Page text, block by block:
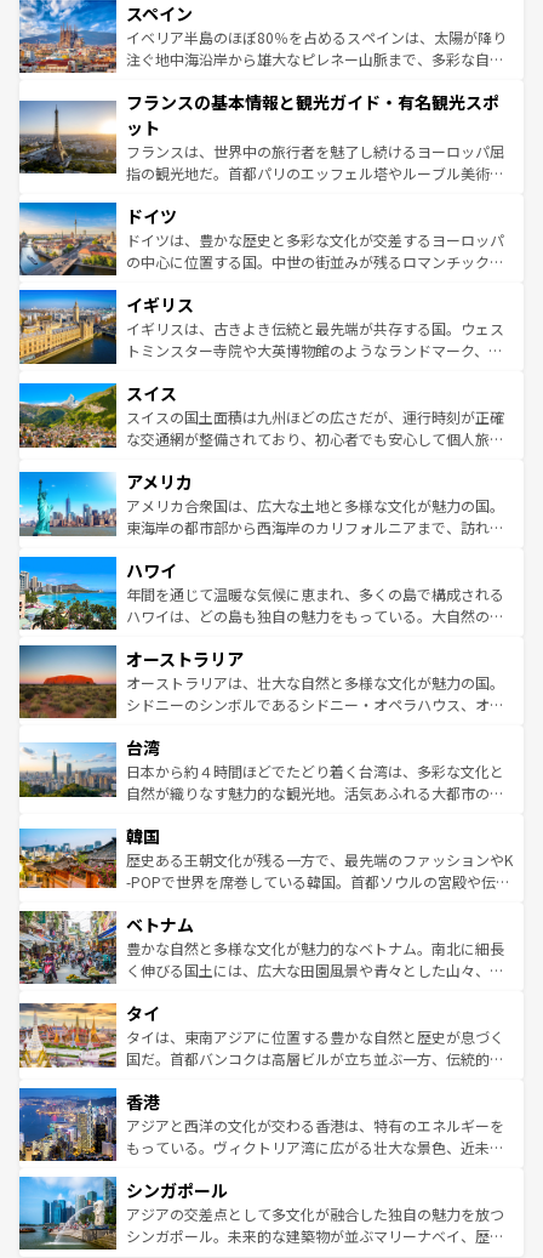
ろん、トスカーナの美しい田園風景やアマルフィ海岸の絶
景など、自然景観も見逃せない。観光の合間には、本場の
ピザやパスタなど、絶品のイタリア料理を堪能することも
ませてくれるイタリアで、忘れられない旅をしてみよう！
なお、新着のイタリア情報は
しい。
スペイン
イベリア半島のほぼ80％を占めるスペインは、太陽が降り
注ぐ地中海沿岸から雄大なピレネー山脈まで、多彩な自然
文化が根付くこの国では、情熱的なフラメンコ、熱気あふ
れる闘牛、そして美味しいタパスが生活の一部となってい
る。首都マドリードの洗練された雰囲気や、バルセロナの
アートに溢れた街角から、地方では古代ローマ遺跡や中世
せる。地方によって風土や気候が異なるスペインはその個
性で訪れる人を魅了する。 なお、新着のスペイン情報は コ
ンテンツ一覧を参照してほしい。
フランスの基本情報と観光ガイド・有名観光スポ
ット
フランスは、世界中の旅行者を魅了し続けるヨーロッパ屈
指の観光地だ。首都パリのエッフェル塔やルーブル美術館
で、幅広い魅力が詰まっている。華麗な宮殿、歴史的な大
聖堂、美しいビーチ、そして豊かな自然が、訪れる者を心
から魅了する。また、フランスは美食の国としても知ら
いる。シャンパンの発祥地であるランス、プロヴァンスの
香り高いラベンダー畑など、多彩な楽しみ方が可能だ。さ
らに、パリ以外の地域にも魅力が溢れており、どの街角に
れる地方に足を運ぶとそれぞれで全く異なる文化を体験で
きるだろう。 なお、新着のフランス情報はコンテンツ一覧
を参照してほしい。
ドイツ
ドイツは、豊かな歴史と多彩な文化が交差するヨーロッパ
の中心に位置する国。中世の街並みが残るロマンチック街
顔を持つこの国は、どこを歩いても飽きることがない。ベ
ルリンの文化的活気、バイエルン州のアルプスの絶景、そ
してライン川沿いのワイン畑といった風景は必見。ビール
は、お酒好きな人にはぜひ体験してほしい。 なお、新着の
ドイツ情報はコンテンツ一覧を参照してほしい。
イギリス
イギリスは、古きよき伝統と最先端が共存する国。ウェス
トミンスター寺院や大英博物館のようなランドマーク、歴
リアごとに異なる魅力がある。また、優雅なアフタヌーン
ティー、ビール好きにはたまらない英国パブ、サッカー観
戦など、本場だからこそできる体験も豊富。イギリスを旅
ンツ一覧を参照してほしい。
スイス
スイスの国土面積は九州ほどの広さだが、運行時刻が正確
な交通網が整備されており、初心者でも安心して個人旅行
の建物がそのまま残る町や、スイスならではのユニークな
博物館もあり、アルプス観光だけでなく町歩きも満喫する
ことができる。国民の所得が高いため物価も高いが、旅行
ば市内交通費無料で観光を楽しむこともできる。 なお、新
着のスイス情報はコンテンツ一覧 を参照してほしい。
アメリカ
アメリカ合衆国は、広大な土地と多様な文化が魅力の国。
東海岸の都市部から西海岸のカリフォルニアまで、訪れる
のような巨大都市は、観光、ショッピング、エンターテイ
ンメントが詰まった刺激的なスポットだ。一方、アメリカ
西部には大自然が広がり、グランドキャニオンやイエロー
部のニューオーリンズでは、音楽と美食が融合した独特の
文化が魅力。旅行者はアメリカの各地域で異なる魅力を楽
しみながら、その多様性と豊かな歴史を感じることができ
ならではの贅沢な旅のスタイルだ。 なお、新着のアメリカ
情報はコンテンツ一覧を参照してほしい。
ハワイ
年間を通じて温暖な気候に恵まれ、多くの島で構成される
ハワイは、どの島も独自の魅力をもっている。大自然の神
ワイ島は見逃せない。また、定番の観光地といえばオアフ
島だが、静かな自然を求めるならマウイ島やカウアイ島が
おすすめ。エメラルドグリーンに輝く海をはじめ、豊かな
れるおもてなしの心で訪れる人々を迎えてくれるハワイの
人々、おいしいローカルフードやハワイアンミュージッ
ク、伝統的なフラダンスなど、すべてがハワイの魅力を彩
ワイを、存分に味わってほしい。 なお、新着のハワイ情報
はコンテンツ一覧を参照してほしい。
オーストラリア
オーストラリアは、壮大な自然と多様な文化が魅力の国。
シドニーのシンボルであるシドニー・オペラハウス、オー
リアリーフや大陸中央部にそびえるウルル（エアーズロッ
ク）、タスマニアの美しい原生林やケアンズの熱帯雨林な
ど、見どころがたくさん。また、カフェやワイン、オージ
いる。アクティビティも充実しており、サーフィンやダイ
ビング、ハイキングなど、アウトドア好きにはたまらな
い。オーストラリアの多彩な魅力を存分に味わいつくそ
参照してほしい。
台湾
日本から約４時間ほどでたどり着く台湾は、多彩な文化と
自然が織りなす魅力的な観光地。活気あふれる大都市の台
ン）、静ひつな山岳地帯である台湾東部など、都市の喧騒
と山間の静けさが共存しており、訪れる人に新しい発見と
驚きをもたらしてくれる。また、奥深い台湾の食文化も魅
容にもいいと評判のスイーツなど、バラエティ豊かな料理
が味わえる。 なお、新着の台湾情報は コンテンツ一覧を参
照してほしい。
韓国
歴史ある王朝文化が残る一方で、最先端のファッションやK
-POPで世界を席巻している韓国。首都ソウルの宮殿や伝統
き、地方に足を延ばせば四季折々の自然美を楽しむことが
できる。そして、キムチや焼肉、絶品のストリートフード
まで、さまざまな韓国料理が待っている。夜には、韓国な
リティに包まれながら、韓国の多彩な魅力を心ゆくまで味
わってみてほしい。 なお、新着の韓国情報はコンテンツ一
覧を参照してほしい。
ベトナム
豊かな自然と多様な文化が魅力的なベトナム。南北に細長
く伸びる国土には、広大な田園風景や青々とした山々、世
急速な発展と共に伝統が息づく。ハノイの古い町並みやホ
ーチミン市のフランス統治時代の建物も、独特の雰囲気を
醸し出している。また、バラエティの豊かさとおいしさで
とつ。フォーやバインミー、ベトナムコーヒーなどは、ぜ
ひ現地で味わいたい。どの地域を訪れてもあたたかい人々
が旅行者を迎えてくれるので、きっと忘れられない旅にな
参照してほしい。
タイ
タイは、東南アジアに位置する豊かな自然と歴史が息づく
国だ。首都バンコクは高層ビルが立ち並ぶ一方、伝統的な
の活気が交差している。北部ではチェンマイなどの山岳地
帯で自然と触れ合い、南部ではプーケットやクラビの美し
いビーチでリゾート気分を楽しむことができる。タイ料理
激する。気候は一年中温暖で、どの季節にも異なる楽しみ
が待っている。親しみやすいタイの人々、仏教を中心とし
た文化、そして多様な観光資源が、訪れる旅人を魅了し続
香港
アジアと西洋の文化が交わる香港は、特有のエネルギーを
もっている。ヴィクトリア湾に広がる壮大な景色、近未来
み、どこを訪れても感動するはず。観光スポットが密集し
ており、効率よく見どころを回れるのも魅力。息をのむよ
うな絶景から文化的な体験まで、香港を存分に楽しみ尽く
シンガポール
アジアの交差点として多文化が融合した独自の魅力を放つ
シンガポール。未来的な建築物が並ぶマリーナベイ、歴史